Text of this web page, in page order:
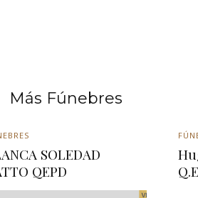
Más Fúnebres
SOLEDAD
QEPD